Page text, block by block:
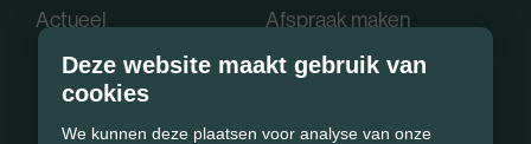
Deze website maakt gebruik van
cookies
We kunnen deze plaatsen voor analyse van onze
Actueel
Afspraak maken